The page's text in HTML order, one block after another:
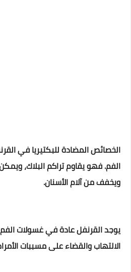
الخصائص المضادة للبكتيريا في
الفم. فهو يقاوم تراكم البلاك،
ويخفف من آلام الأسنان.
يوجد القرنفل عادة في غسولات
الالتهاب والقضاء على مسببات